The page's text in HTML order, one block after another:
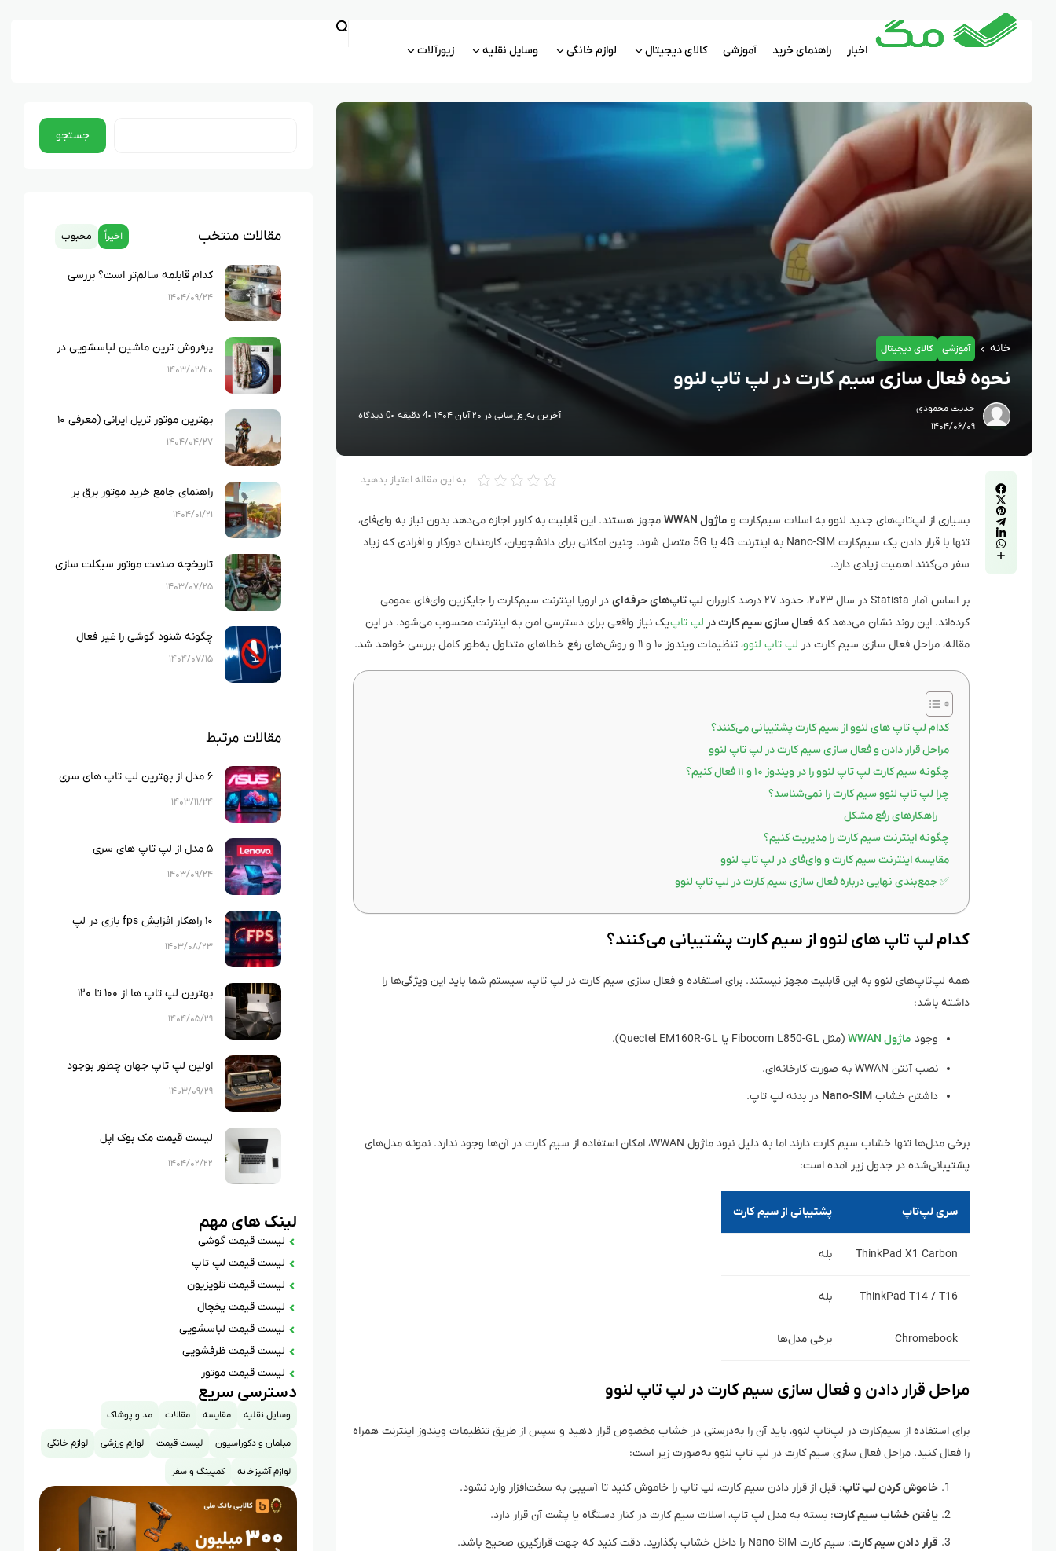
اخبار راهنمای خرید آموزشی کالای دیجیتال لوازم خانگی وسایل نقلیه زیورآلات
خانه آموزشی کالای دیجیتال
نحوه فعال سازی سیم کارت در لپ تاپ لنوو
حدیث محمودی
۱۴۰۴/۰۶/۰۹
آخرین به‌روزرسانی در ۲۰ آبان ۱۴۰۴ 4 دقیقه 0 دیدگاه
به این مقاله امتیاز بدهید
بسیاری از لپ‌تاپ‌های جدید لنوو به اسلات سیم‌کارت و ماژول WWAN
مجهز هستند. این قابلیت به کاربر اجازه می‌دهد بدون نیاز به وای‌فای،
تنها با قرار دادن یک سیم‌کارت Nano-SIM به اینترنت 4G یا 5G متصل شود. چنین امکانی برای دانشجویان، کارمندان دورکار و افرادی که زیاد
سفر می‌کنند اهمیت زیادی دارد.
بر اساس آمار Statista در سال ۲۰۲۳، حدود ۲۷ درصد کاربران لپ‌ تاپ‌های حرفه‌ای در اروپا اینترنت سیم‌کارت را جایگزین وای‌فای عمومی
کرده‌اند. این روند نشان می‌دهد که فعال‌ سازی سیم کارت در لپ‌ تاپیک نیاز واقعی برای دسترسی امن به اینترنت محسوب می‌شود. در این
مقاله، مراحل فعال‌ سازی سیم‌ کارت در لپ‌ تاپ لنوو، تنظیمات ویندوز ۱۰ و ۱۱ و روش‌های رفع خطاهای متداول به‌طور کامل بررسی خواهد شد.
کدام لپ‌ تاپ‌ های لنوو از سیم کارت پشتیبانی می‌کنند؟
مراحل قرار دادن و فعال‌ سازی سیم کارت در لپ تاپ لنوو
چگونه سیم کارت لپ تاپ لنوو را در ویندوز ۱۰ و ۱۱ فعال کنیم؟
چرا لپ تاپ لنوو سیم کارت را نمی‌شناسد؟
راهکارهای رفع مشکل
چگونه اینترنت سیم کارت را مدیریت کنیم؟
مقایسه اینترنت سیم کارت و وای‌فای در لپ تاپ لنوو
✅ جمع‌بندی نهایی درباره فعال‌ سازی سیم کارت در لپ‌ تاپ لنوو
کدام لپ‌ تاپ‌ های لنوو از سیم کارت پشتیبانی می‌کنند؟
همه لپ‌تاپ‌های لنوو به این قابلیت مجهز نیستند. برای استفاده و فعال سازی سیم کارت در لپ تاپ، سیستم شما باید این ویژگی‌ها را
داشته باشد:
وجود ماژول WWAN
(مثل Fibocom L850-GL یا Quectel EM160R-GL).
نصب آنتن WWAN به صورت کارخانه‌ای.
داشتن خشاب Nano-SIM در بدنه لپ‌ تاپ.
برخی مدل‌ها تنها خشاب سیم کارت دارند اما به دلیل نبود ماژول WWAN، امکان استفاده از سیم کارت در آن‌ها وجود ندارد. نمونه مدل‌های
پشتیبانی‌شده در جدول زیر آمده است:
سری لپ‌تاپ پشتیبانی از سیم کارت
ThinkPad X1 Carbon بله
ThinkPad T14 / T16 بله
Chromebook برخی مدل‌ها
مراحل قرار دادن و فعال‌ سازی سیم کارت در لپ تاپ لنوو
برای استفاده از سیم‌کارت در لپ‌تاپ لنوو، باید آن را به‌درستی در خشاب مخصوص قرار دهید و سپس از طریق تنظیمات ویندوز اینترنت همراه
را فعال کنید. مراحل فعال سازی سیم کارت در لپ تاپ لنوو به‌صورت زیر است:
خاموش کردن لپ‌ تاپ: قبل از قرار دادن سیم کارت، لپ‌ تاپ را خاموش کنید تا آسیبی به سخت‌افزار وارد نشود.
یافتن خشاب سیم کارت: بسته به مدل لپ‌ تاپ، اسلات سیم کارت در کنار دستگاه یا پشت آن قرار دارد.
قرار دادن سیم کارت: سیم کارت Nano-SIM را داخل خشاب بگذارید. دقت کنید که جهت قرارگیری صحیح باشد.
جستجو
مقالات منتخب اخیراً محبوب
کدام قابلمه سالم‌تر است؟ بررسی
کامل چدن، استیل، گرانیت و تفلون
۱۴۰۴/۰۹/۲۴
پرفروش ترین ماشین لباسشویی در
ایران
۱۴۰۳/۰۲/۲۰
بهترین موتور تریل ایرانی (معرفی ۱۰
نمونه بهترین تریل های ایرانی)
۱۴۰۴/۰۴/۲۷
راهنمای جامع خرید موتور برق بر
اساس متراژ خانه و لوازم خانگی
۱۴۰۴/۰۱/۲۱
تاریخچه صنعت موتور سیکلت سازی
در ایران
۱۴۰۳/۰۷/۲۵
چگونه شنود گوشی را غیر فعال
کنیم؟
۱۴۰۴/۰۷/۱۵
مقالات مرتبط
۶ مدل از بهترین لپ تاپ های سری
زنبوک ایسوس
۱۴۰۳/۱۱/۲۴
۵ مدل از لپ تاپ های سری
Ideapad لنوو که باید بشناسید!
۱۴۰۳/۰۹/۲۴
۱۰ راهکار افزایش fps بازی در لپ
تاپ
۱۴۰۳/۰۸/۲۳
بهترین لپ تاپ ها از ۱۰۰ تا ۱۲۰
میلیون تومان
۱۴۰۴/۰۵/۲۹
اولین لپ تاپ جهان چطور بوجود
آمد؟ تاریخچه لپ تاپ ها
۱۴۰۳/۰۹/۲۹
لیست قیمت مک بوک اپل
۱۴۰۴/۰۲/۲۲
لینک های مهم
لیست قیمت گوشی
لیست قیمت لپ تاپ
لیست قیمت تلویزیون
لیست قیمت یخچال
لیست قیمت لباسشویی
لیست قیمت ظرفشویی
لیست قیمت موتور
دسترسی سریع
وسایل نقلیه مقایسه مقالات مد و پوشاک
مبلمان و دکوراسیون لیست قیمت لوازم ورزشی لوازم خانگی
لوازم آشپزخانه کمپینگ و سفر